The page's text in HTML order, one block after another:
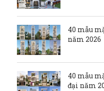
40 mẫu
năm 2026
40 mẫu
đại năm